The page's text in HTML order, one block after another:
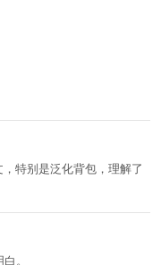
特别是泛化背包，理解了
。